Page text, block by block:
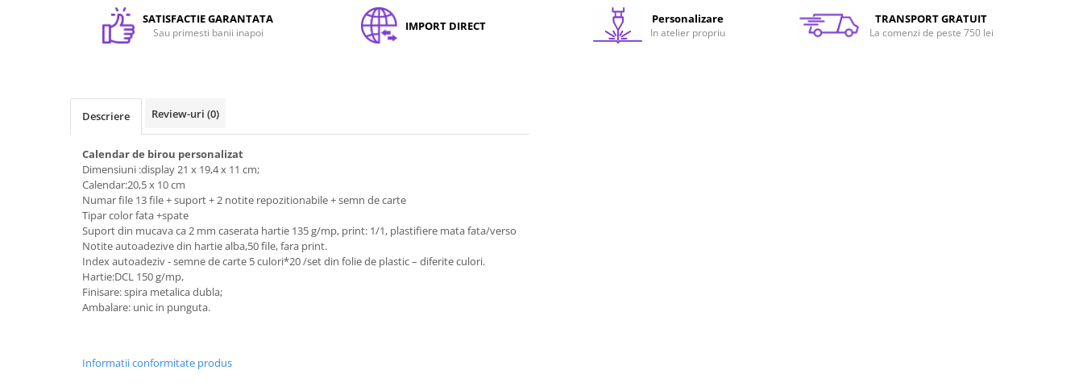
Sacose, Rucsaci, Umbrele
Sacose poliester
Steaguri event
Sisteme de afisare
Sticle termice, Termosuri, Cani
Accesorii de birou
Folii si benzi reflectorizante
SATISFACTIE GARANTATA
Sau primesti banii inapoi IMPORT DIRECT Personalizare
In atelier propriu
TRANSPORT GRATUIT
La comenzi de peste 750 lei
Descriere Review-uri (0)
Calendar de birou personalizat
Dimensiuni :display 21 x 19,4 x 11 cm;
Calendar:20,5 x 10 cm
Numar file 13 file + suport + 2 notite repozitionabile + semn de carte
Tipar color fata +spate
Suport din mucava ca 2 mm caserata hartie 135 g/mp, print: 1/1, plastifiere mata fata/verso
Notite autoadezive din hartie alba,50 file, fara print.
Index autoadeziv - semne de carte 5 culori*20 /set din folie de plastic – diferite culori.
Hartie:DCL 150 g/mp,
Finisare: spira metalica dubla;
Ambalare: unic in punguta.
Informatii conformitate produs